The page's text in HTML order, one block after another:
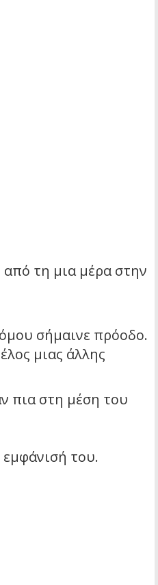
τη μια μέρα στην
σήμαινε πρόοδο.
μιας άλλης
πια στη μέση του
του.